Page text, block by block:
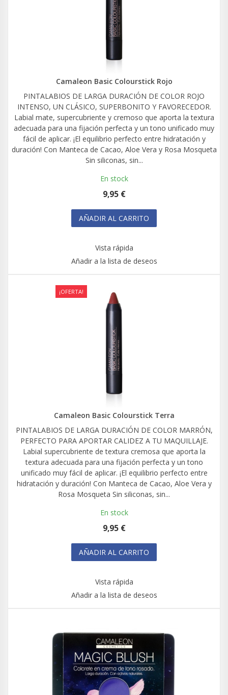
Camaleon Basic Colourstick Rojo
PINTALABIOS DE LARGA DURACIÓN DE COLOR ROJO
INTENSO, UN CLÁSICO, SUPERBONITO Y FAVORECEDOR.
Labial mate, supercubriente y cremoso que aporta la textura
adecuada para una fijación perfecta y un tono unificado muy
fácil de aplicar. ¡El equilibrio perfecto entre hidratación y
duración! Con Manteca de Cacao, Aloe Vera y Rosa Mosqueta
Sin siliconas, sin...
En stock
9,95 €
AÑADIR AL CARRITO
Vista rápida
Añadir a la lista de deseos
¡OFERTA!
Camaleon Basic Colourstick Terra
PINTALABIOS DE LARGA DURACIÓN DE COLOR MARRÓN,
PERFECTO PARA APORTAR CALIDEZ A TU MAQUILLAJE.
Labial supercubriente de textura cremosa que aporta la
textura adecuada para una fijación perfecta y un tono
unificado muy fácil de aplicar. ¡El equilibrio perfecto entre
hidratación y duración! Con Manteca de Cacao, Aloe Vera y
Rosa Mosqueta Sin siliconas, sin...
En stock
9,95 €
AÑADIR AL CARRITO
Vista rápida
Añadir a la lista de deseos